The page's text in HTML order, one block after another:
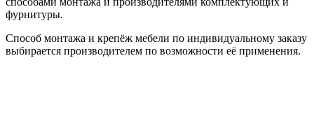
фурнитуры.
Способ монтажа и крепёж мебели по индивидуальному заказу
выбирается производителем по возможности её применения.